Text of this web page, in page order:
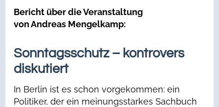
Bericht über die Veranstaltung
von Andreas Mengelkamp:
Sonntagsschutz – kontrovers
diskutiert
In Berlin ist es schon vorgekommen: ein
Politiker, der ein meinungsstarkes Sachbuch